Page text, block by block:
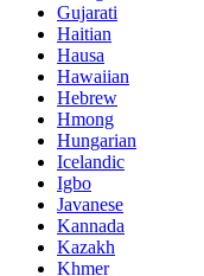
Gujarati
Haitian
Hausa
Hawaiian
Hebrew
Hmong
Hungarian
Icelandic
Igbo
Javanese
Kannada
Kazakh
Khmer